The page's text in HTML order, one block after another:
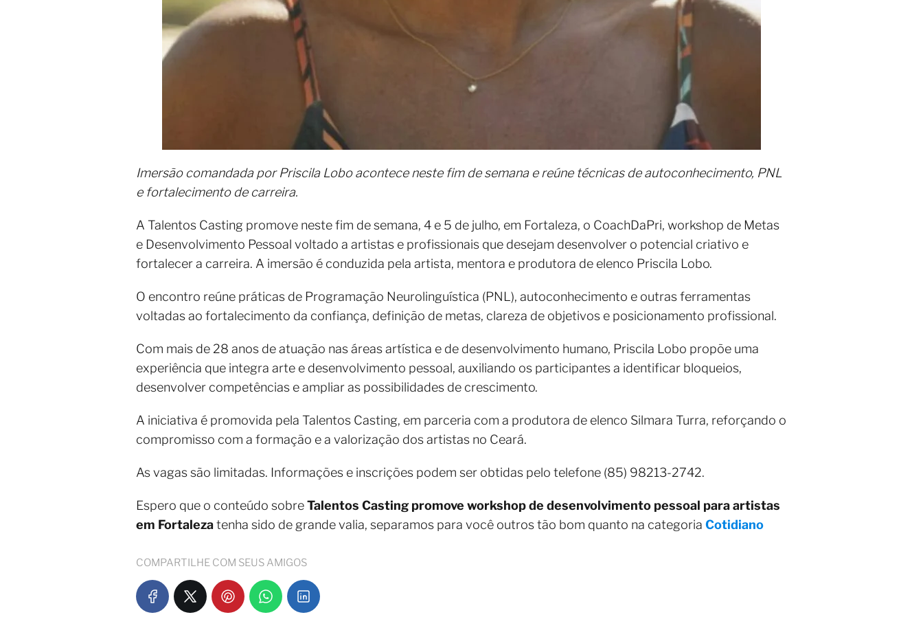
Imersão comandada por Priscila Lobo acontece neste fim de semana e reúne técnicas de autoconhecimento, PNL
e fortalecimento de carreira.
A Talentos Casting promove neste fim de semana, 4 e 5 de julho, em Fortaleza, o CoachDaPri, workshop de Metas
e Desenvolvimento Pessoal voltado a artistas e profissionais que desejam desenvolver o potencial criativo e
fortalecer a carreira. A imersão é conduzida pela artista, mentora e produtora de elenco Priscila Lobo.
O encontro reúne práticas de Programação Neurolinguística (PNL), autoconhecimento e outras ferramentas
voltadas ao fortalecimento da confiança, definição de metas, clareza de objetivos e posicionamento profissional.
Com mais de 28 anos de atuação nas áreas artística e de desenvolvimento humano, Priscila Lobo propõe uma
experiência que integra arte e desenvolvimento pessoal, auxiliando os participantes a identificar bloqueios,
desenvolver competências e ampliar as possibilidades de crescimento.
A iniciativa é promovida pela Talentos Casting, em parceria com a produtora de elenco Silmara Turra, reforçando o
compromisso com a formação e a valorização dos artistas no Ceará.
As vagas são limitadas. Informações e inscrições podem ser obtidas pelo telefone (85) 98213-2742.
Espero que o conteúdo sobreTalentos Casting promove workshop de desenvolvimento pessoal para artistas
em Fortalezatenha sido de grande valia, separamos para você outros tão bom quanto na categoria Cotidiano
COMPARTILHE COM SEUS AMIGOS